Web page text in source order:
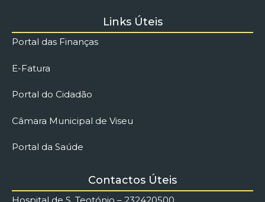
Links Úteis
Portal das Finanças
E-Fatura
Portal do Cidadão
Câmara Municipal de Viseu
Portal da Saúde
Contactos Úteis